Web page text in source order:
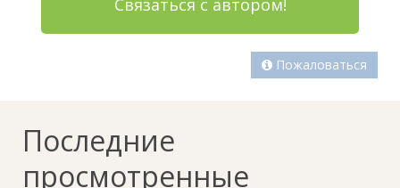
Связаться с автором!
Пожаловаться
Последние
просмотренные